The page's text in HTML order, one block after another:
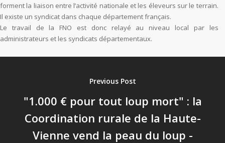
forment la liaison entre l’activité nationale et les éleveurs sur le terrain.
Il existe un syndicat dans chaque département français.
Le travail de la FNO est donc relayé au niveau local par les
administrateurs et les syndicats départementaux.
Previous Post
"1.000 € pour tout loup mort" : la
Coordination rurale de la Haute-
Vienne vend la peau du loup -